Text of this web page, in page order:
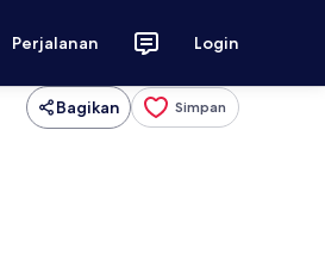
Perjalanan Login
Bagikan Simpan